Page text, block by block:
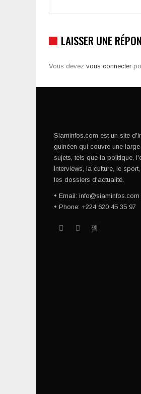
LAISSER UNE
Vous devez vous connecter
Siaminfos.com est un site
guinéen qui couvre une
sujets, tels que la politique,
interviews, la culture, le
les dossiers d'actualité.
• Email: info@siaminfos.com
• Phone: +224 620 45 35 97